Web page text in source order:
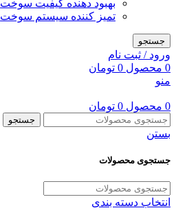
بهبود دهنده کیفیت سوخت
تمیز کننده سیستم سوخت
جستجو
ورود / ثبت نام
0 محصول 0 تومان
منو
0 محصول 0 تومان
جستجو
بستن
جستجوی محصولات
انتخاب دسته بندی